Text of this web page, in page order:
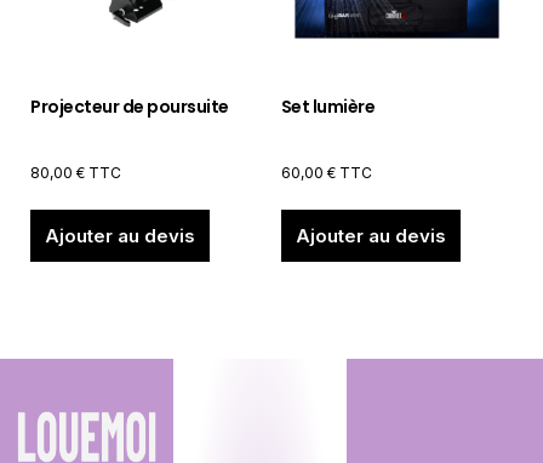
Projecteur de poursuite
80,00 € TTC
Ajouter au devis
Set lumière
60,00 € TTC
Ajouter au devis